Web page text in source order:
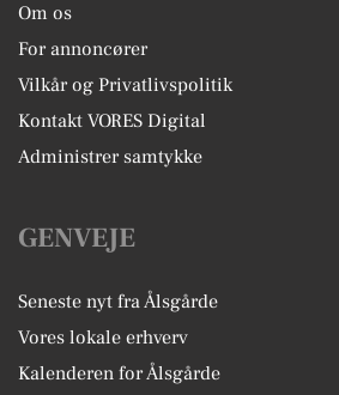
Om os
For annoncører
Vilkår og Privatlivspolitik
Kontakt VORES Digital
Administrer samtykke
GENVEJE
Seneste nyt fra Ålsgårde
Vores lokale erhverv
Kalenderen for Ålsgårde